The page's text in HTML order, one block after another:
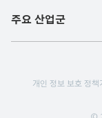
주요 산업군
개인 정보 보호 정책